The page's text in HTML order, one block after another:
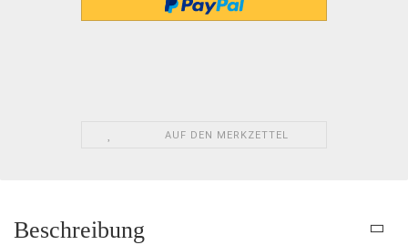
AUF DEN MERKZETTEL
Beschreibung